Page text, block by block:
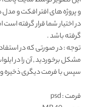
و پروژه های افتر افکت و
در اختیار شما قرار گرفته است
گرفته باشد .
توجه : در صورتی که در
سپس با فرمت دیگری ذخیره و
فرمت: psd